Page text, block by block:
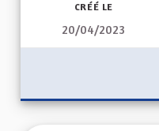
CRÉÉ LE
20/04/2023